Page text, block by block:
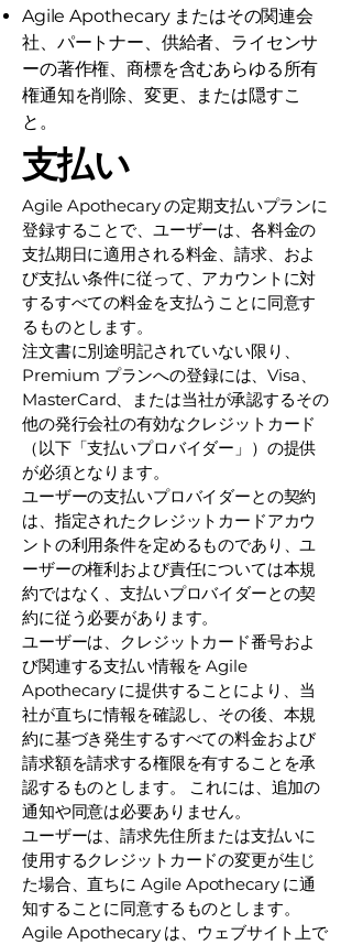
Agile Apothecary またはその関連会
社、パートナー、供給者、ライセンサ
ーの著作権、商標を含むあらゆる所有
権通知を削除、変更、または隠すこ
と。
支払い
Agile Apothecary の定期支払いプランに
登録することで、ユーザーは、各料金の
支払期日に適用される料金、請求、およ
び支払い条件に従って、アカウントに対
するすべての料金を支払うことに同意す
るものとします。
注文書に別途明記されていない限り、
Premium プランへの登録には、Visa、
MasterCard、または当社が承認するその
他の発行会社の有効なクレジットカード
（以下「支払いプロバイダー」）の提供
が必須となります。
ユーザーの支払いプロバイダーとの契約
は、指定されたクレジットカードアカウ
ントの利用条件を定めるものであり、ユ
ーザーの権利および責任については本規
約ではなく、支払いプロバイダーとの契
約に従う必要があります。
ユーザーは、クレジットカード番号およ
び関連する支払い情報を Agile
Apothecary に提供することにより、当
社が直ちに情報を確認し、その後、本規
約に基づき発生するすべての料金および
請求額を請求する権限を有することを承
認するものとします。 これには、追加の
通知や同意は必要ありません。
ユーザーは、請求先住所または支払いに
使用するクレジットカードの変更が生じ
た場合、直ちに Agile Apothecary に通
知することに同意するものとします。
Agile Apothecary は、ウェブサイト上で